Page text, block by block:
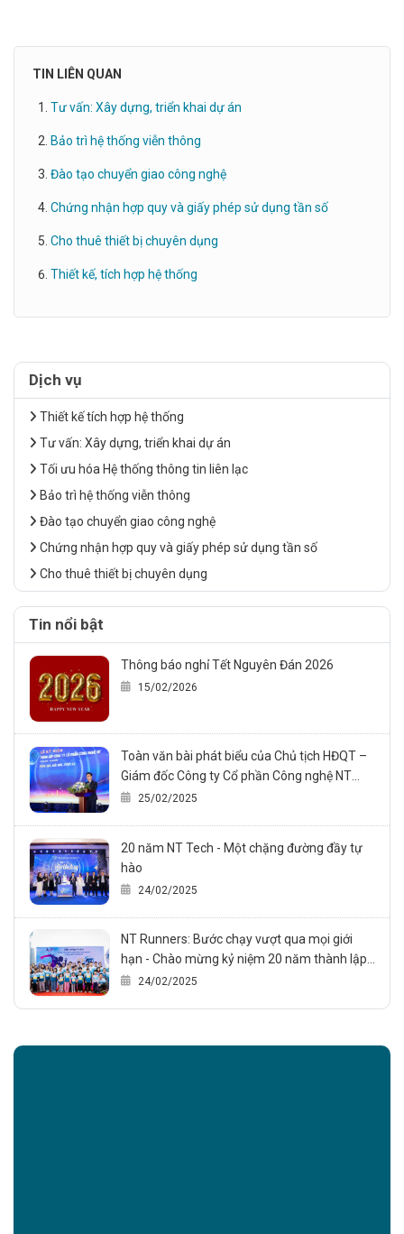
TIN LIÊN QUAN
Tư vấn: Xây dựng, triển khai dự án
Bảo trì hệ thống viễn thông
Đào tạo chuyển giao công nghệ
Chứng nhận hợp quy và giấy phép sử dụng tần số
Cho thuê thiết bị chuyên dụng
Thiết kế, tích hợp hệ thống
Dịch vụ
Thiết kế tích hợp hệ thống
Tư vấn: Xây dựng, triển khai dự án
Tối ưu hóa Hệ thống thông tin liên lạc
Bảo trì hệ thống viễn thông
Đào tạo chuyển giao công nghệ
Chứng nhận hợp quy và giấy phép sử dụng tần số
Cho thuê thiết bị chuyên dụng
Tin nổi bật
Thông báo nghỉ Tết Nguyên Đán 2026
15/02/2026
Toàn văn bài phát biểu của Chủ tịch HĐQT –
Giám đốc Công ty Cổ phần Công nghệ NT
trong sự kiện Kỷ niệm 20 năm thành lập công
25/02/2025
20 năm NT Tech - Một chặng đường đầy tự
hào
24/02/2025
NT Runners: Bước chạy vượt qua mọi giới
hạn - Chào mừng kỷ niệm 20 năm thành lập
NT Technology., JSC
24/02/2025